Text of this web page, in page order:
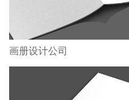
画册设计公司